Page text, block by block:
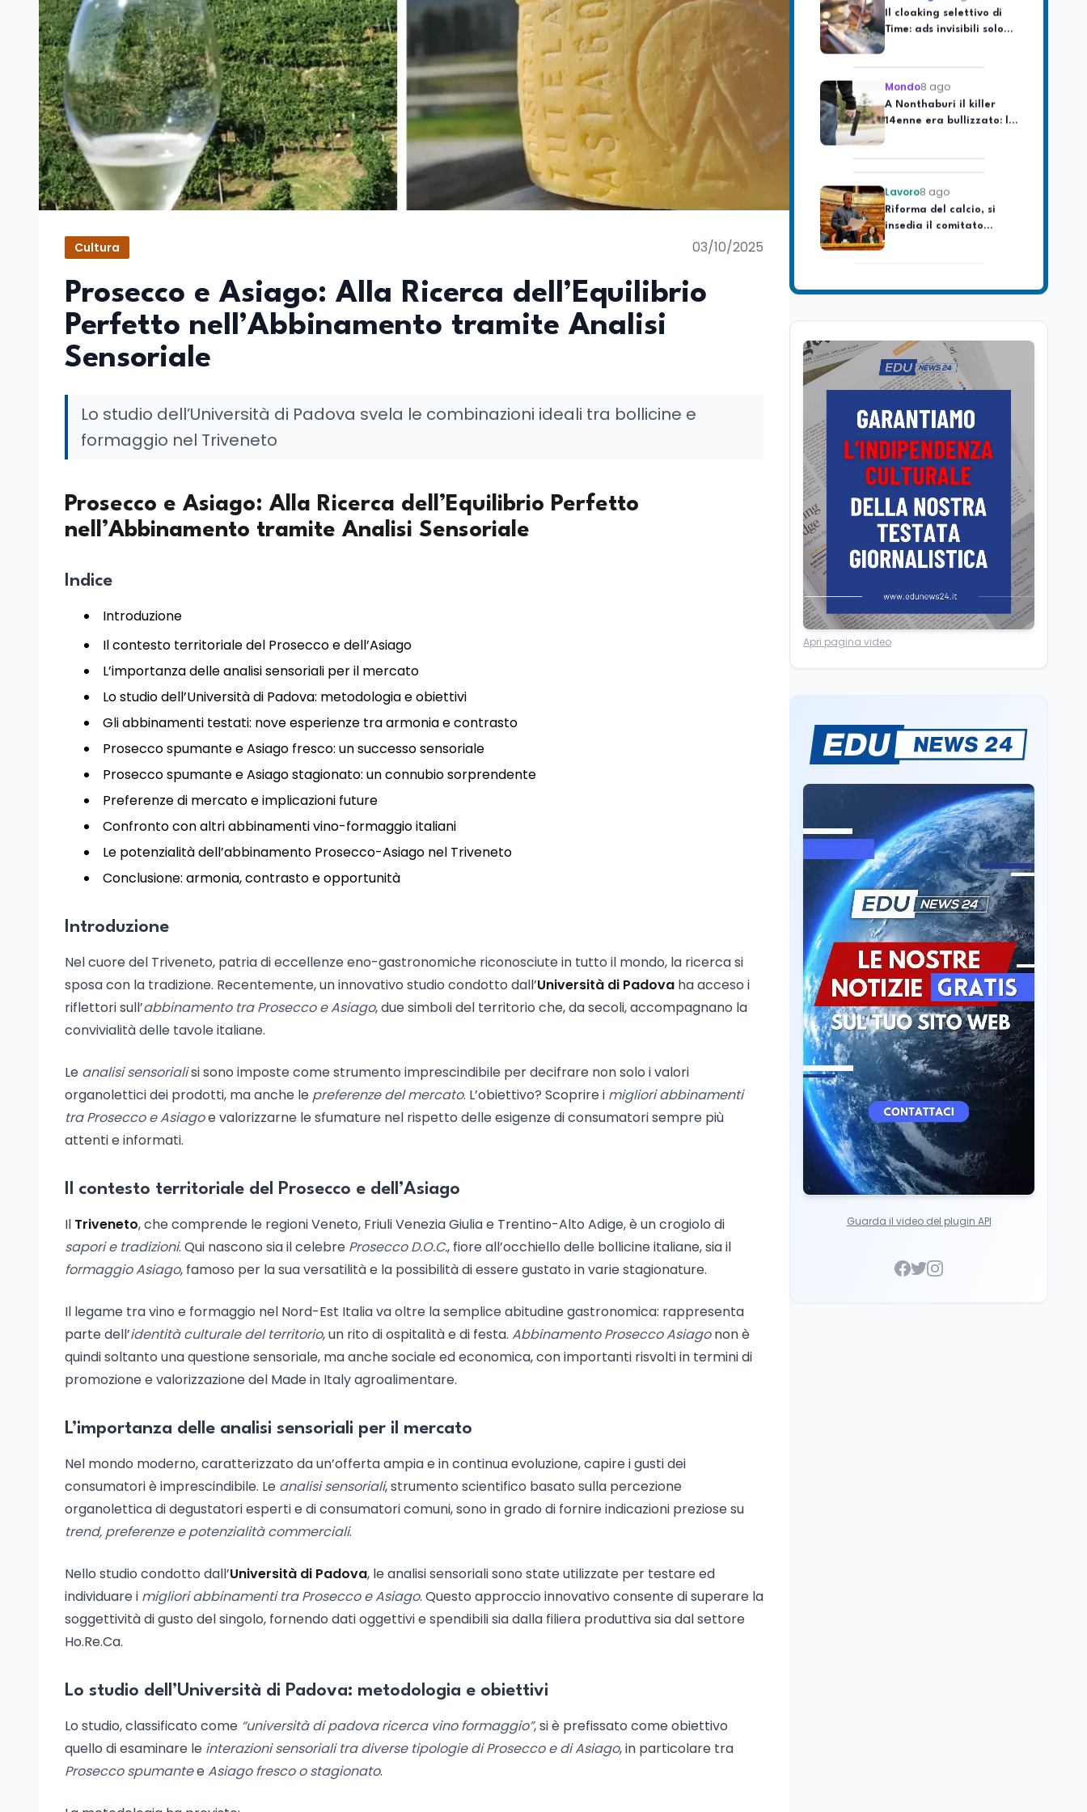
Cultura 03/10/2025
Prosecco e Asiago: Alla Ricerca dell’Equilibrio
Perfetto nell’Abbinamento tramite Analisi
Sensoriale
Lo studio dell’Università di Padova svela le combinazioni ideali tra bollicine e
formaggio nel Triveneto
Prosecco e Asiago: Alla Ricerca dell’Equilibrio Perfetto
nell’Abbinamento tramite Analisi Sensoriale
Indice
Introduzione
Il contesto territoriale del Prosecco e dell’Asiago
L’importanza delle analisi sensoriali per il mercato
Lo studio dell’Università di Padova: metodologia e obiettivi
Gli abbinamenti testati: nove esperienze tra armonia e contrasto
Prosecco spumante e Asiago fresco: un successo sensoriale
Prosecco spumante e Asiago stagionato: un connubio sorprendente
Preferenze di mercato e implicazioni future
Confronto con altri abbinamenti vino-formaggio italiani
Le potenzialità dell’abbinamento Prosecco-Asiago nel Triveneto
Conclusione: armonia, contrasto e opportunità
Introduzione
Nel cuore del Triveneto, patria di eccellenze eno-gastronomiche riconosciute in tutto il mondo, la ricerca si
sposa con la tradizione. Recentemente, un innovativo studio condotto dall’Università di Padova ha acceso i
riflettori sull’abbinamento tra Prosecco e Asiago, due simboli del territorio che, da secoli, accompagnano la
convivialità delle tavole italiane.
Le analisi sensorialisi sono imposte come strumento imprescindibile per decifrare non solo i valori
organolettici dei prodotti, ma anche le preferenze del mercato. L’obiettivo? Scoprire i migliori abbinamenti
tra Prosecco e Asiagoe valorizzarne le sfumature nel rispetto delle esigenze di consumatori sempre più
attenti e informati.
Il contesto territoriale del Prosecco e dell’Asiago
Il Triveneto, che comprende le regioni Veneto, Friuli Venezia Giulia e Trentino-Alto Adige, è un crogiolo di
sapori e tradizioni. Qui nascono sia il celebre Prosecco D.O.C., fiore all’occhiello delle bollicine italiane, sia il
formaggio Asiago, famoso per la sua versatilità e la possibilità di essere gustato in varie stagionature.
Il legame tra vino e formaggio nel Nord-Est Italia va oltre la semplice abitudine gastronomica: rappresenta
parte dell’identità culturale del territorio, un rito di ospitalità e di festa. Abbinamento Prosecco Asiagonon è
quindi soltanto una questione sensoriale, ma anche sociale ed economica, con importanti risvolti in termini di
promozione e valorizzazione del Made in Italy agroalimentare.
L’importanza delle analisi sensoriali per il mercato
Nel mondo moderno, caratterizzato da un’offerta ampia e in continua evoluzione, capire i gusti dei
consumatori è imprescindibile. Le analisi sensoriali, strumento scientifico basato sulla percezione
organolettica di degustatori esperti e di consumatori comuni, sono in grado di fornire indicazioni preziose su
trend, preferenze e potenzialità commerciali.
Nello studio condotto dall’Università di Padova, le analisi sensoriali sono state utilizzate per testare ed
individuare i migliori abbinamenti tra Prosecco e Asiago. Questo approccio innovativo consente di superare la
soggettività di gusto del singolo, fornendo dati oggettivi e spendibili sia dalla filiera produttiva sia dal settore
Ho.Re.Ca.
Lo studio dell’Università di Padova: metodologia e obiettivi
Lo studio, classificato come “università di padova ricerca vino formaggio”, si è prefissato come obiettivo
quello di esaminare le interazioni sensoriali tra diverse tipologie di Prosecco e di Asiago, in particolare tra
Prosecco spumanteeAsiago fresco o stagionato.
Time: ads invisibili solo
per i chatbot AI
Mondo8 ago
A Nonthaburi il killer
14enne era bullizzato: la
CZ-75 era del nonno
Lavoro8 ago
Riforma del calcio, si
insedia il comitato
ristretto al Senato. La
europea in memoria
di Strasburgo in ricordo
dei minatori morti a
Marcinelle nel 1956
Università 8 ago
Università statali, il
Fondo ordinario 2026
la firma della ministra
Tecnologia8 ago
Il cloaking selettivo di
Time: ads invisibili solo
Mondo 8 ago
A Nonthaburi il killer
14enne era bullizzato: la
Lavoro8 ago
Riforma del calcio, si
Mario Occhiuto
L'8 agosto è la Giornata
europea in memoria
Istituita dal Parlamento
di Strasburgo in ricordo
dei minatori morti a
Marcinelle nel 1956
Università8 ago
Università statali, il
Fondo ordinario 2026
sale a 9,415 miliardi, c'è
la firma della ministra
Bernini sul decreto
Tecnologia8 ago
Il cloaking selettivo di
Time: ads invisibili solo
per i chatbot AI
Mondo8 ago
A Nonthaburi il killer
14enne era bullizzato: la
CZ-75 era del nonno
Apri pagina video
Guarda il video del plugin API